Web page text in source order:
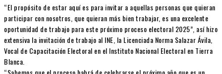
“El propósito de estar aquí es para invitar a aquellas personas que quieran
participar con nosotros, que quieran más bien trabajar, es una excelente
oportunidad de trabajo para este próximo proceso electoral 2025”, así hizo
extensiva la invitación de trabajo al INE, la Licenciada Norma Salazar Ávila,
Vocal de Capacitación Electoral en el Instituto Nacional Electoral en Tierra
Blanca.